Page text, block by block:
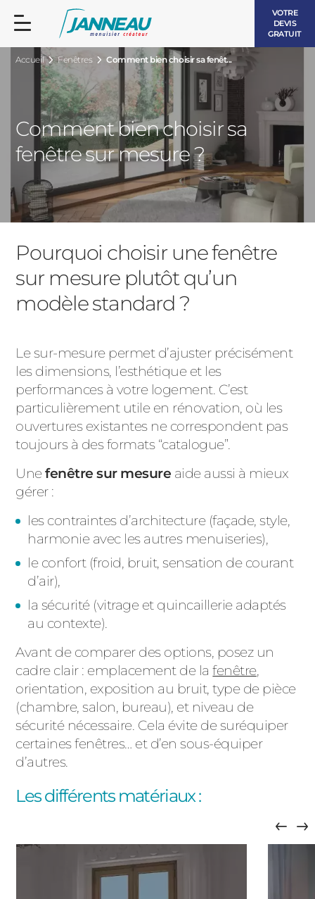
VOTRE
DEVIS
GRATUIT
Accueil Fenêtres Comment bien choisir sa fenêt...
Comment bien choisir sa
fenêtre sur mesure ?
Pourquoi choisir une fenêtre
sur mesure plutôt qu’un
modèle standard ?
Le sur-mesure permet d’ajuster précisément
les dimensions, l’esthétique et les
performances à votre logement. C’est
particulièrement utile en rénovation, où les
ouvertures existantes ne correspondent pas
toujours à des formats “catalogue”.
Unefenêtre sur mesure aide aussi à mieux
gérer :
les contraintes d’architecture (façade, style,
harmonie avec les autres menuiseries),
le confort (froid, bruit, sensation de courant
d’air),
la sécurité (vitrage et quincaillerie adaptés
au contexte).
Avant de comparer des options, posez un
cadre clair : emplacement de lafenêtre,
orientation, exposition au bruit, type de pièce
(chambre, salon, bureau), et niveau de
sécurité nécessaire. Cela évite de suréquiper
certaines fenêtres… et d’en sous-équiper
d’autres.
Les différents matériaux :
FENÊTRES ET PORTES-FENÊTRES
PVC
BAIES VITRÉES
PORTES D’ENTRÉE
LES CONTEMPORAINES
LES INTEMPORELLES
LES LUMINEUSES
VOLETS ROULANTS
PERGOLAS
CARPORTS
CLÔTURES